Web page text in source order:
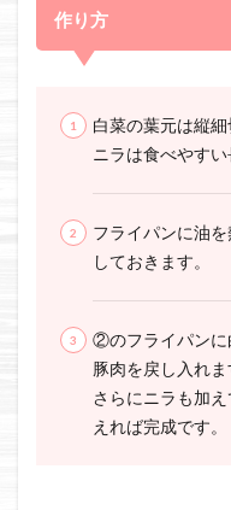
作り方
白菜の葉元は縦細
ニラは食べやすい
フライパンに油
しておきます。
②のフライパン
豚肉を戻し入れま
さらにニラも加
えれば完成です。